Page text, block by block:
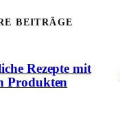
BEITRÄGE
Rezepte mit
Produkten